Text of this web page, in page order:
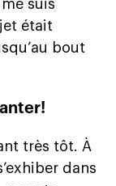
suis
était
bout
très tôt. À
dans